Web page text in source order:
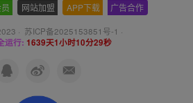
网站加盟 APP下载 广告合作
· 苏ICP备2025153851号-1 ·
运行: 1639天1小时10分29秒